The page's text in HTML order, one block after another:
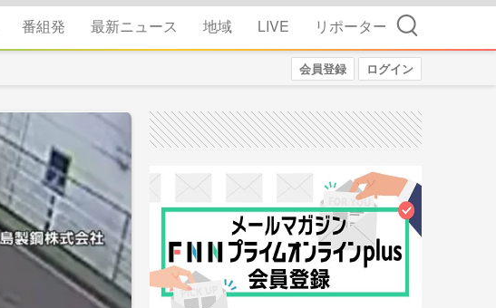
番組発 最新ニュース 地域 LIVE リポーター 検索
会員登録 ログイン